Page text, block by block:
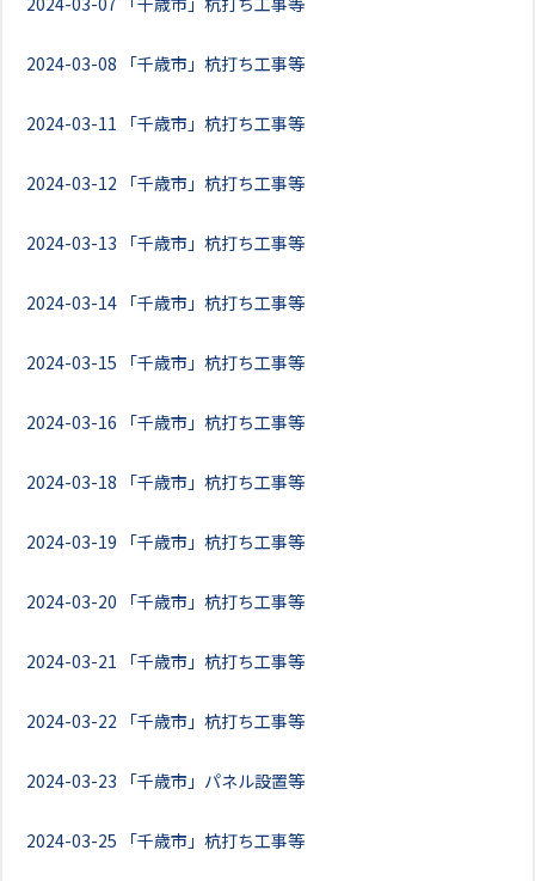
2024-03-08 「千歳市」杭打ち工事等
2024-03-11 「千歳市」杭打ち工事等
2024-03-12 「千歳市」杭打ち工事等
2024-03-13 「千歳市」杭打ち工事等
2024-03-14 「千歳市」杭打ち工事等
2024-03-15 「千歳市」杭打ち工事等
2024-03-16 「千歳市」杭打ち工事等
2024-03-18 「千歳市」杭打ち工事等
2024-03-19 「千歳市」杭打ち工事等
2024-03-20 「千歳市」杭打ち工事等
2024-03-21 「千歳市」杭打ち工事等
2024-03-22 「千歳市」杭打ち工事等
2024-03-23 「千歳市」パネル設置等
2024-03-25 「千歳市」杭打ち工事等